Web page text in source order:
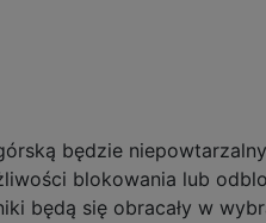
będzie
blokowania lub
będą się obracały w